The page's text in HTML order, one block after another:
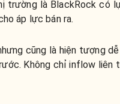
trường là BlackRock có
áp lực bán ra.
cũng là hiện tượng
Không chỉ inflow liên